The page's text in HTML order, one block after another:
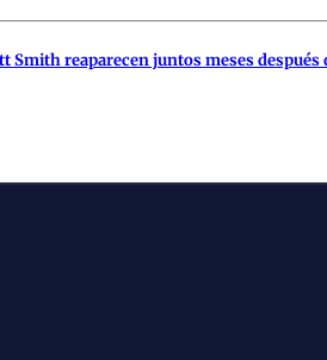
Smith reaparecen juntos meses después